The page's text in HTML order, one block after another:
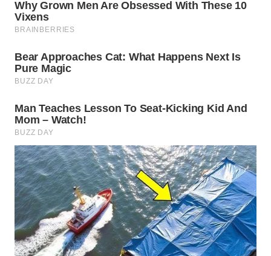
WN
WN
SURABAYA
WN
NATUNA
WN
BINTAN
WN
MANDALIKA
WN